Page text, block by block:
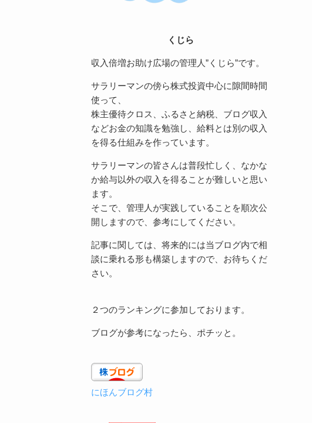
くじら
収入倍増お助け広場の管理人”くじら”です。
サラリーマンの傍ら株式投資中心に隙間時間
使って、
株主優待クロス、ふるさと納税、ブログ収入
などお金の知識を勉強し、給料とは別の収入
を得る仕組みを作っています。
サラリーマンの皆さんは普段忙しく、なかな
か給与以外の収入を得ることが難しいと思い
ます。
そこで、管理人が実践していることを順次公
開しますので、参考にしてください。
記事に関しては、将来的には当ブログ内で相
談に乗れる形も構築しますので、お待ちくだ
さい。
２つのランキングに参加しております。
ブログが参考になったら、ポチッと。
にほんブログ村